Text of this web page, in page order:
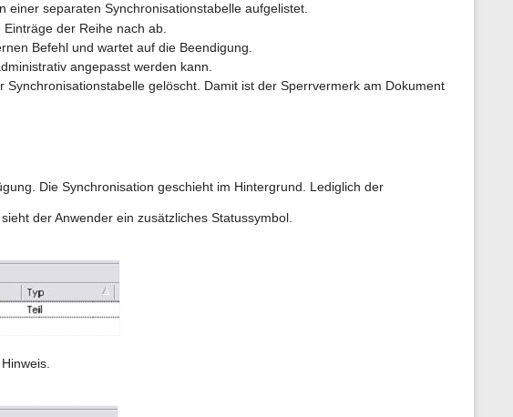
einer separaten Synchronisationstabelle aufgelistet.
der Reihe nach ab.
Befehl und wartet auf die Beendigung.
angepasst werden kann.
gelöscht. Damit ist der Sperrvermerk am Dokument
Die Synchronisation geschieht im Hintergrund. Lediglich der
der Anwender ein zusätzliches Statussymbol.